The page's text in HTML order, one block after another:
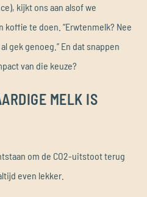
kijkt ons aan alsof we
koffie te doen. “Erwtenmelk? Nee
gek genoeg.” En dat snappen
van die keuze?
MELK IS
om de CO2-uitstoot terug
even lekker.